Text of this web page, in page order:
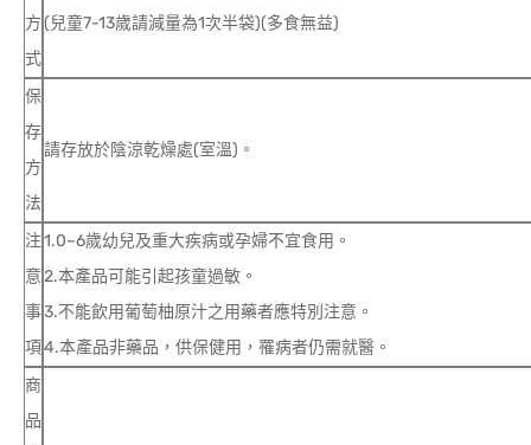
方
式
(兒童7-13歲請減量為1次半袋)(多食無益)
保
存
方
法
請存放於陰涼乾燥處(室溫)。
注
意
事
項
1.0~6歲幼兒及重大疾病或孕婦不宜食用。
2.本產品可能引起孩童過敏。
3.不能飲用葡萄柚原汁之用藥者應特別注意。
4.本產品非藥品，供保健用，罹病者仍需就醫。
商
品